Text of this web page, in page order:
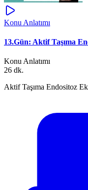
Konu Anlatımı
13.Gün: Aktif Taşıma
Konu Anlatımı
26 dk.
Aktif Taşıma Endositoz